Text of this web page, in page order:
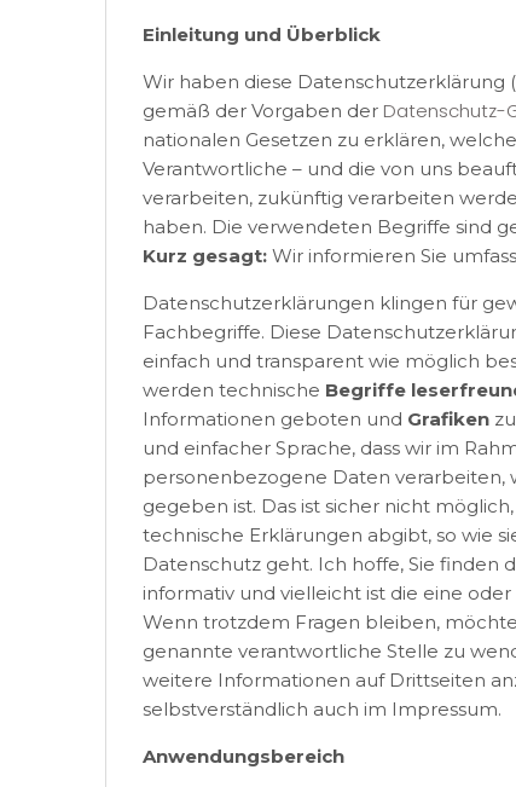
Einleitung und Überblick
Wir haben diese Datenschutzerklärung
gemäß der Vorgaben der Datenschutz-
nationalen Gesetzen zu erklären,
Verantwortliche – und die von uns
verarbeiten, zukünftig verarbeiten
haben. Die verwendeten Begriffe sind
Kurz gesagt: Wir informieren Sie
Datenschutzerklärungen klingen für
Fachbegriffe. Diese
einfach und transparent wie möglich
werden technische Begriffe
Informationen geboten und Grafiken
und einfacher Sprache, dass wir im
personenbezogene Daten verarbeiten,
gegeben ist. Das ist sicher nicht
technische Erklärungen abgibt, so wie
Datenschutz geht. Ich hoffe, Sie finden
informativ und vielleicht ist die eine
Wenn trotzdem Fragen bleiben,
genannte verantwortliche Stelle zu
weitere Informationen auf Drittseiten
selbstverständlich auch im Impressum.
Anwendungsbereich